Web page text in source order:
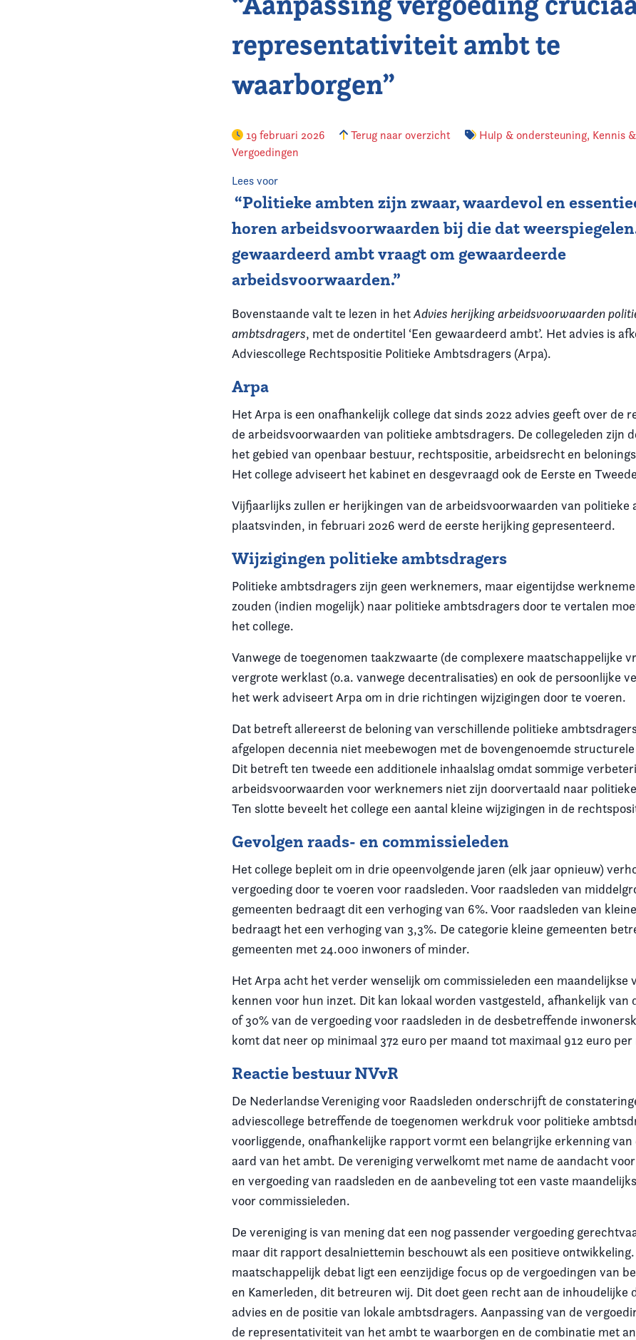
representativiteit ambt te
waarborgen”
19 februari 2026 Terug naar overzicht Hulp & ondersteuning, Kennis
Vergoedingen
Lees voor
“Politieke ambten zijn zwaar, waardevol en
horen arbeidsvoorwaarden bij die dat
gewaardeerd ambt vraagt om gewaardeerde
arbeidsvoorwaarden.”
Bovenstaande valt te lezen in hetAdvies herijking arbeidsvoorwaarden
ambtsdragers, met de ondertitel ‘Een gewaardeerd ambt’. Het advies is
Adviescollege Rechtspositie Politieke Ambtsdragers (Arpa).
Arpa
Het Arpa is een onafhankelijk college dat sinds 2022 advies geeft over de
de arbeidsvoorwaarden van politieke ambtsdragers. De collegeleden zijn
het gebied van openbaar bestuur, rechtspositie, arbeidsrecht en
Het college adviseert het kabinet en desgevraagd ook de Eerste en
Vijfjaarlijks zullen er herijkingen van de arbeidsvoorwaarden van politieke
plaatsvinden, in februari 2026 werd de eerste herijking gepresenteerd.
Wijzigingen politieke ambtsdragers
Politieke ambtsdragers zijn geen werknemers, maar eigentijdse
zouden (indien mogelijk) naar politieke ambtsdragers door te vertalen
het college.
Vanwege de toegenomen taakzwaarte (de complexere maatschappelijke
vergrote werklast (o.a. vanwege decentralisaties) en ook de persoonlijke
het werk adviseert Arpa om in drie richtingen wijzigingen door te voeren.
Dat betreft allereerst de beloning van verschillende politieke
afgelopen decennia niet meebewogen met de bovengenoemde
Dit betreft ten tweede een additionele inhaalslag omdat sommige
arbeidsvoorwaarden voor werknemers niet zijn doorvertaald naar
Ten slotte beveelt het college een aantal kleine wijzigingen in de
Gevolgen raads- en commissieleden
Het college bepleit om in drie opeenvolgende jaren (elk jaar opnieuw)
vergoeding door te voeren voor raadsleden. Voor raadsleden van
gemeenten bedraagt dit een verhoging van 6%. Voor raadsleden van
bedraagt het een verhoging van 3,3%. De categorie kleine gemeenten
gemeenten met 24.000 inwoners of minder.
Het Arpa acht het verder wenselijk om commissieleden een maandelijkse
kennen voor hun inzet. Dit kan lokaal worden vastgesteld, afhankelijk van
of 30% van de vergoeding voor raadsleden in de desbetreffende
komt dat neer op minimaal 372 euro per maand tot maximaal 912 euro per
Reactie bestuur NVvR
De Nederlandse Vereniging voor Raadsleden onderschrijft de
adviescollege betreffende de toegenomen werkdruk voor politieke
voorliggende, onafhankelijke rapport vormt een belangrijke erkenning
aard van het ambt. De vereniging verwelkomt met name de aandacht
en vergoeding van raadsleden en de aanbeveling tot een vaste
voor commissieleden.
De vereniging is van mening dat een nog passender vergoeding
maar dit rapport desalniettemin beschouwt als een positieve
maatschappelijk debat ligt een eenzijdige focus op de vergoedingen van
en Kamerleden, dit betreuren wij. Dit doet geen recht aan de inhoudelijke
advies en de positie van lokale ambtsdragers. Aanpassing van de
de representativiteit van het ambt te waarborgen en de combinatie met